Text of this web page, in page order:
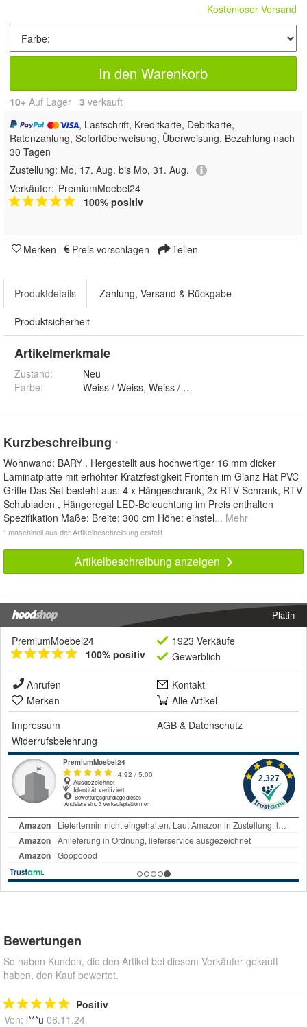
Kostenloser Versand
In den Warenkorb
10+ Auf Lager 3 verkauft
, Lastschrift, Kreditkarte, Debitkarte,
Ratenzahlung, Sofortüberweisung, Überweisung, Bezahlung nach
30 Tagen
Zustellung: Mo, 17. Aug. bis Mo, 31. Aug.
Verkäufer: PremiumMoebel24
100% positiv
Merken Preis vorschlagen Teilen
Produktdetails Zahlung, Versand & Rückgabe
Produktsicherheit
Artikelmerkmale
Zustand:
Neu
Farbe:
Kurzbeschreibung *
Wohnwand: BARY . Hergestellt aus hochwertiger 16 mm dicker
Laminatplatte mit erhöhter Kratzfestigkeit Fronten im Glanz Hat PVC-
Griffe Das Set besteht aus: 4 x Hängeschrank, 2x RTV Schrank, RTV
Schubladen , Hängeregal LED-Beleuchtung im Preis enthalten
Spezifikation Maße: Breite: 300 cm Höhe: einstel... Mehr
* maschinell aus der Artikelbeschreibung erstellt
Artikelbeschreibung anzeigen
Platin
PremiumMoebel24
100% positiv
1923 Verkäufe
Gewerblich
Anrufen
Kontakt
Merken
Alle Artikel
Impressum
AGB & Datenschutz
Widerrufsbelehrung
Bewertungen
So haben Kunden, die den Artikel bei diesem Verkäufer gekauft
haben, den Kauf bewertet.
Positiv
Von: l***u 08.11.24